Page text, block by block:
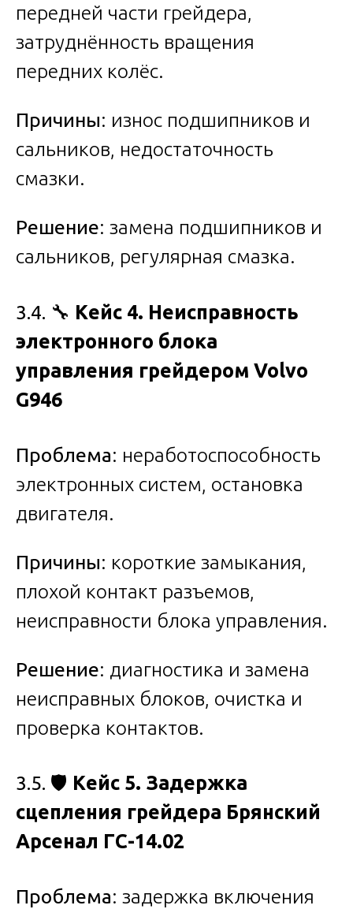
передней части грейдера,
затруднённость вращения
передних колёс.
Причины: износ подшипников и
сальников, недостаточность
смазки.
Решение: замена подшипников и
сальников, регулярная смазка.
3.4. 🔧 Кейс 4. Неисправность
электронного блока
управления грейдером Volvo
G946
Проблема: неработоспособность
электронных систем, остановка
двигателя.
Причины: короткие замыкания,
плохой контакт разъемов,
неисправности блока управления.
Решение: диагностика и замена
неисправных блоков, очистка и
проверка контактов.
3.5. 🛡️ Кейс 5. Задержка
сцепления грейдера Брянский
Арсенал ГС-14.02
Проблема: задержка включения